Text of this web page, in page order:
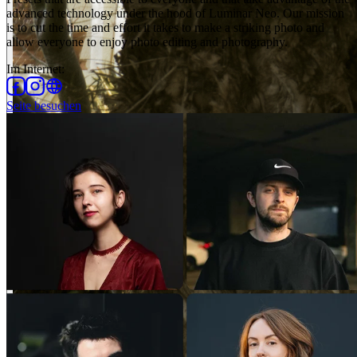
advanced technology under the hood of Luminar Neo. Our mission
is to cut the time and effort it takes to make a striking photo and
allow everyone to enjoy photo editing and photography.
Im Internet:
Seite besuchen